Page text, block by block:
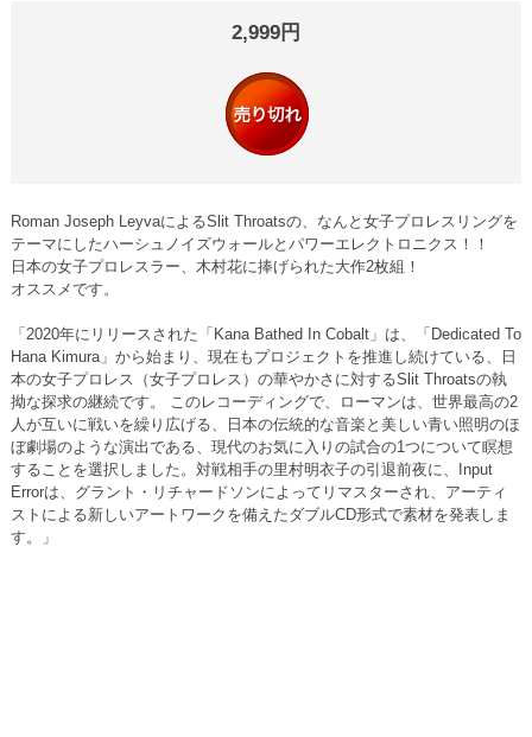
2,999円
Roman Joseph LeyvaによるSlit Throatsの、なんと女子プロレスリングを
テーマにしたハーシュノイズウォールとパワーエレクトロニクス！！
日本の女子プロレスラー、木村花に捧げられた大作2枚組！
オススメです。
「2020年にリリースされた「Kana Bathed In Cobalt」は、「Dedicated To
Hana Kimura」から始まり、現在もプロジェクトを推進し続けている、日
本の女子プロレス（女子プロレス）の華やかさに対するSlit Throatsの執
拗な探求の継続です。 このレコーディングで、ローマンは、世界最高の2
人が互いに戦いを繰り広げる、日本の伝統的な音楽と美しい青い照明のほ
ぼ劇場のような演出である、現代のお気に入りの試合の1つについて瞑想
することを選択しました。対戦相手の里村明衣子の引退前夜に、Input
Errorは、グラント・リチャードソンによってリマスターされ、アーティ
ストによる新しいアートワークを備えたダブルCD形式で素材を発表しま
す。」